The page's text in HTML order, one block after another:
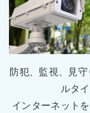
防犯、監視、見
ルタ
インターネット